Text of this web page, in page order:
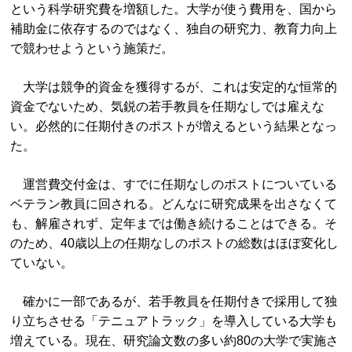
という科学研究費を増額した。大学が使う費用を、国から
補助金に依存するのではなく、独自の研究力、教育力向上
で競わせようという施策だ。
大学は競争的資金を獲得するが、これは安定的な恒常的
資金でないため、気鋭の若手教員を任期なしでは雇えな
い。必然的に任期付きのポストが増えるという結果となっ
た。
運営費交付金は、すでに任期なしのポストについている
ベテラン教員に回される。どんなに研究成果を出さなくて
も、解雇されず、定年までは働き続けることはできる。そ
のため、40歳以上の任期なしのポストの総数はほぼ変化し
ていない。
確かに一部であるが、若手教員を任期付きで採用して独
り立ちさせる「テニュアトラック」を導入している大学も
増えている。現在、研究論文数の多い約80の大学で実施さ